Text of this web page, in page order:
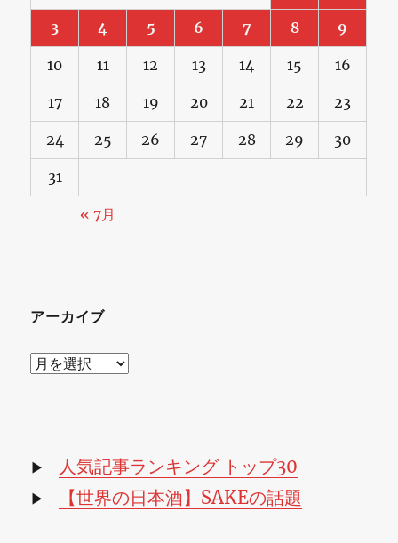
3 4 5 6 7 8 9
10 11 12 13 14 15 16
17 18 19 20 21 22 23
24 25 26 27 28 29 30
31
« 7月
アーカイブ
ア
ブ
▶ 人気記事ランキング トップ30
▶ 【世界の日本酒】SAKEの話題